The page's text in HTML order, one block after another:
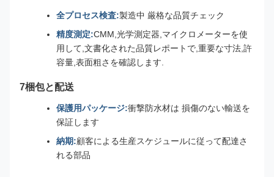
全プロセス検査:製造中 厳格な品質チェック
精度測定:CMM,光学測定器,マイクロメーターを使
用して,文書化された品質レポートで,重要な寸法,許
容量,表面粗さを確認します.
7梱包と配送
保護用パッケージ:衝撃防水材は 損傷のない輸送を
保証します
納期:顧客による生産スケジュールに従って配達さ
れる部品